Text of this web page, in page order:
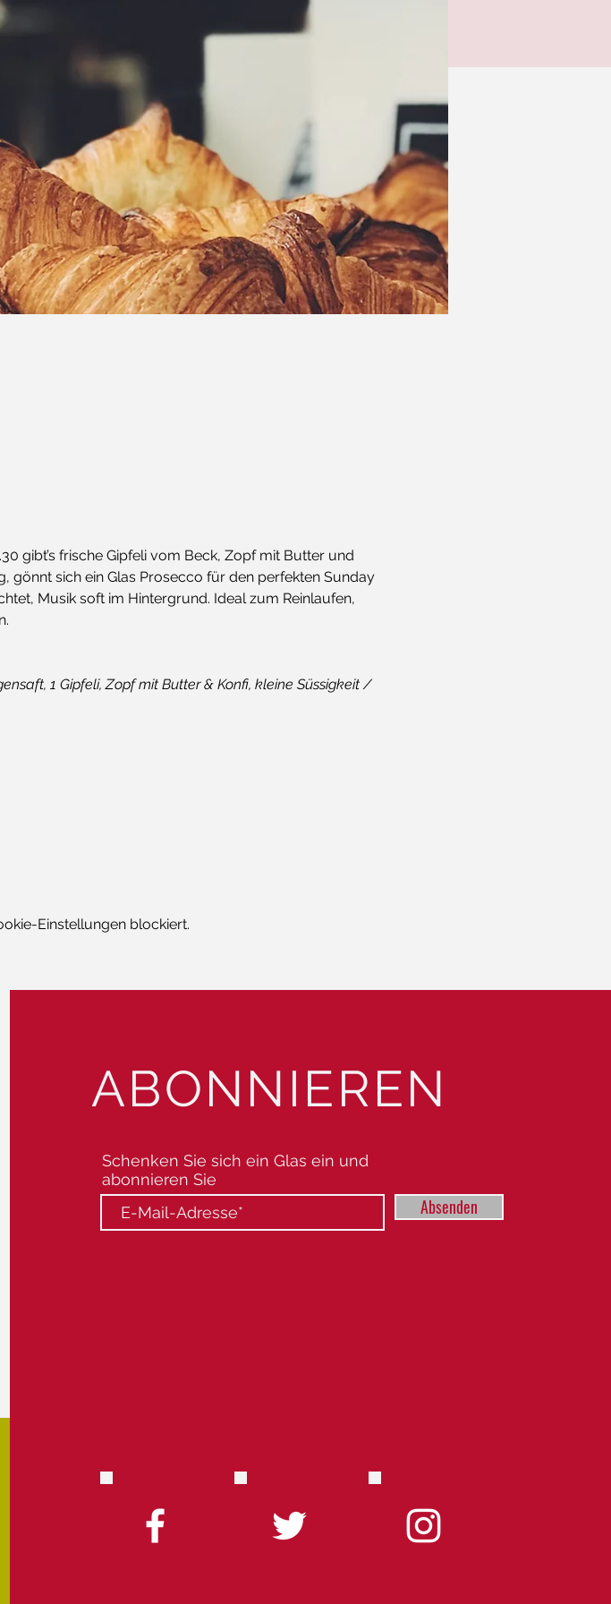
gibt’s frische Gipfeli vom Beck, Zopf mit Butter und
gönnt sich ein Glas Prosecco für den perfekten Sunday
Musik soft im Hintergrund. Ideal zum Reinlaufen,
1 Gipfeli, Zopf mit Butter & Konfi, kleine Süssigkeit /
Einstellungen blockiert.
ABONNIEREN
Schenken Sie sich ein Glas ein und
abonnieren Sie
Absenden